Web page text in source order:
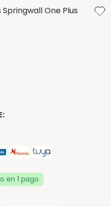
One Plus
en 1 pago